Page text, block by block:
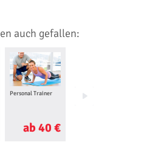
auch gefallen:
Personal Trainer
ab 40 €
Wildwasser Rafting